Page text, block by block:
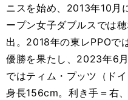
ニスを始め、2013年10月
ープン女子ダブルスでは
出。2018年の東レPPOで
優勝を果たし、2023年6
ではティム・プッツ（ド
身長156cm。利き手＝右